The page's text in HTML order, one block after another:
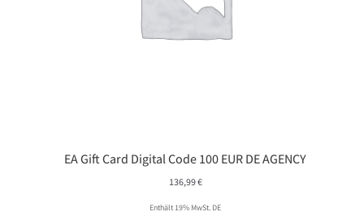
EA Gift Card Digital Code 100 EUR DE AGENCY
136,99€
Enthält 19% MwSt. DE